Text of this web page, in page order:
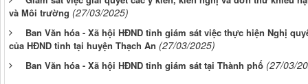
và Môi trường (27/03/2025)
Ban Văn hóa - Xã hội HĐND tỉnh giám sát việc thực hiện Nghị
của HĐND tỉnh tại huyện Thạch An (27/03/2025)
Ban Văn hóa - Xã hội HĐND tỉnh giám sát tại Thành phố (27/03/